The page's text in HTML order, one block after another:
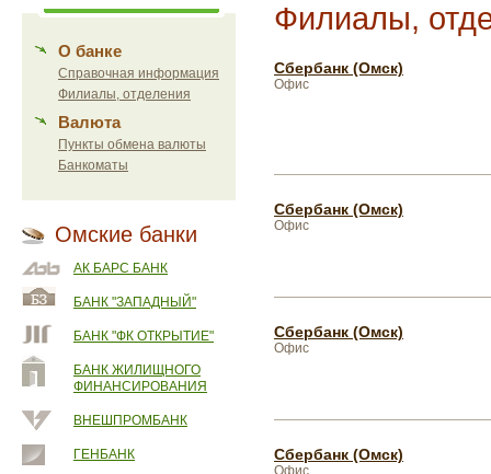
О банке
Справочная информация
Филиалы, отделения
Валюта
Пункты обмена валюты
Банкоматы
Омские банки
АК БАРС БАНК
БАНК "ЗАПАДНЫЙ"
БАНК "ФК ОТКРЫТИЕ"
БАНК ЖИЛИЩНОГО
ФИНАНСИРОВАНИЯ
ВНЕШПРОМБАНК
ГЕНБАНК
Филиалы,
Сбербанк (Омск)
Офис
Сбербанк (Омск)
Офис
Сбербанк (Омск)
Офис
Сбербанк (Омск)
Офис